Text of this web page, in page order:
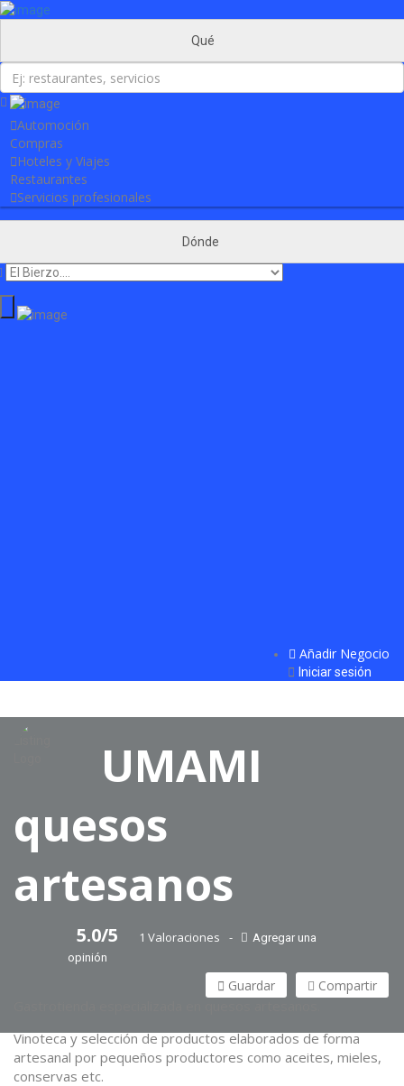
Añadir Negocio
Qué
Automoción
Compras
Hoteles y Viajes
Restaurantes
Servicios profesionales
Dónde
Añadir Negocio
Iniciar sesión
UMAMI
quesos
artesanos
5.0/5 1 Valoraciones
Agregar una
opinión
Compartir
Guardar
Vinoteca y selección de productos elaborados de forma
artesanal por pequeños productores como aceites, mieles,
conservas etc.